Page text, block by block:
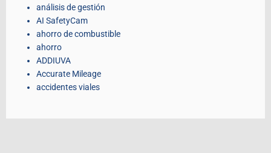
análisis de gestión
AI SafetyCam
ahorro de combustible
ahorro
ADDIUVA
Accurate Mileage
accidentes viales